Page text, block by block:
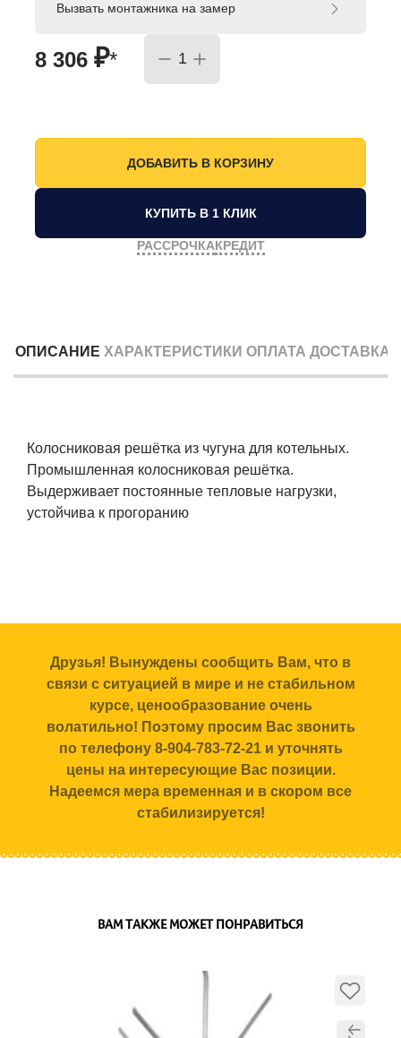
8 306 ₽*
Вызвать монтажника на замер
КУПИТЬ В 1 КЛИК
РАССРОЧКАКРЕДИТ
ОПИСАНИЕ ХАРАКТЕРИСТИКИ ОПЛАТА ДОСТАВКА
Колосниковая решётка из чугуна для котельных.
Промышленная колосниковая решётка.
Выдерживает постоянные тепловые нагрузки,
устойчива к прогоранию
Друзья! Вынуждены сообщить Вам, что в
связи с ситуацией в мире и не стабильном
курсе, ценообразование очень
волатильно! Поэтому просим Вас звонить
по телефону 8-904-783-72-21 и уточнять
цены на интересующие Вас позиции.
Надеемся мера временная и в скором все
стабилизируется!
ВАМ ТАКЖЕ МОЖЕТ ПОНРАВИТЬСЯ